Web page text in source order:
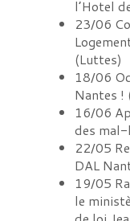
l’Hotel
23/06
(Luttes)
18/06
Nantes !
16/06
des mal-
22/05
DAL
19/05
le